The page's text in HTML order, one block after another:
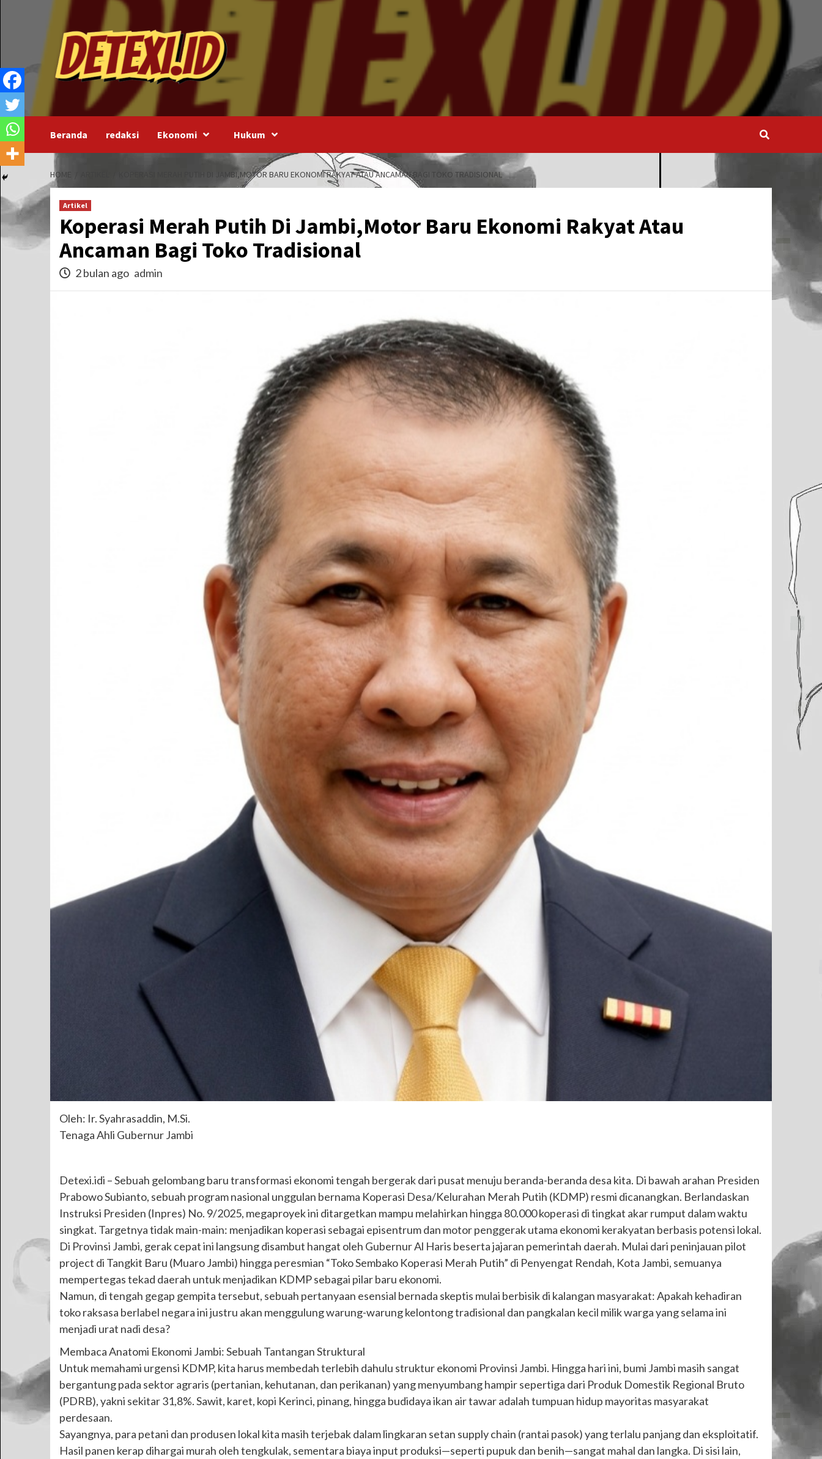
Beranda redaksi Ekonomi Hukum
HOME KOPERASI MERAH PUTIH DI JAMBI,MOTOR BARU EKONOMI RAKYAT ATAU ANCAMAN BAGI TOKO TRADISIONAL
Artikel
Koperasi Merah Putih Di Jambi,Motor Baru Ekonomi Rakyat Atau
Ancaman Bagi Toko Tradisional
2 bulan ago admin
Oleh: Ir. Syahrasaddin, M.Si.
Tenaga Ahli Gubernur Jambi
Detexi.idi – Sebuah gelombang baru transformasi ekonomi tengah bergerak dari pusat menuju beranda-beranda desa kita. Di bawah arahan Presiden
Prabowo Subianto, sebuah program nasional unggulan bernama Koperasi Desa/Kelurahan Merah Putih (KDMP) resmi dicanangkan. Berlandaskan
Instruksi Presiden (Inpres) No. 9/2025, megaproyek ini ditargetkan mampu melahirkan hingga 80.000 koperasi di tingkat akar rumput dalam waktu
singkat. Targetnya tidak main-main: menjadikan koperasi sebagai episentrum dan motor penggerak utama ekonomi kerakyatan berbasis potensi lokal.
Di Provinsi Jambi, gerak cepat ini langsung disambut hangat oleh Gubernur Al Haris beserta jajaran pemerintah daerah. Mulai dari peninjauan pilot
project di Tangkit Baru (Muaro Jambi) hingga peresmian “Toko Sembako Koperasi Merah Putih” di Penyengat Rendah, Kota Jambi, semuanya
mempertegas tekad daerah untuk menjadikan KDMP sebagai pilar baru ekonomi.
Namun, di tengah gegap gempita tersebut, sebuah pertanyaan esensial bernada skeptis mulai berbisik di kalangan masyarakat: Apakah kehadiran
toko raksasa berlabel negara ini justru akan menggulung warung-warung kelontong tradisional dan pangkalan kecil milik warga yang selama ini
menjadi urat nadi desa?
Membaca Anatomi Ekonomi Jambi: Sebuah Tantangan Struktural
Untuk memahami urgensi KDMP, kita harus membedah terlebih dahulu struktur ekonomi Provinsi Jambi. Hingga hari ini, bumi Jambi masih sangat
bergantung pada sektor agraris (pertanian, kehutanan, dan perikanan) yang menyumbang hampir sepertiga dari Produk Domestik Regional Bruto
(PDRB), yakni sekitar 31,8%. Sawit, karet, kopi Kerinci, pinang, hingga budidaya ikan air tawar adalah tumpuan hidup mayoritas masyarakat
perdesaan.
Sayangnya, para petani dan produsen lokal kita masih terjebak dalam lingkaran setan supply chain (rantai pasok) yang terlalu panjang dan eksploitatif.
Hasil panen kerap dihargai murah oleh tengkulak, sementara biaya input produksi—seperti pupuk dan benih—sangat mahal dan langka. Di sisi lain,